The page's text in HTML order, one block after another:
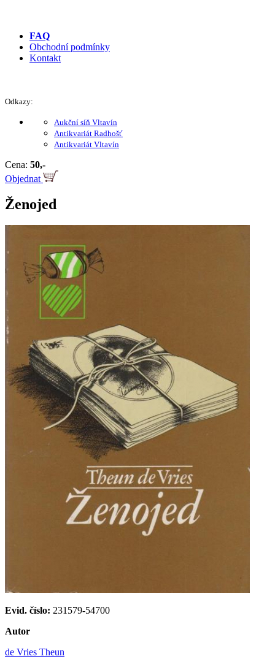
FAQ
Obchodní podmínky
Kontakt
Odkazy:
Aukční síň Vltavín
Antikvariát Radhošť
Antikvariát Vltavín
Cena: 50,-
Objednat
Ženojed
Evid. číslo: 231579-54700
Autor
de Vries Theun